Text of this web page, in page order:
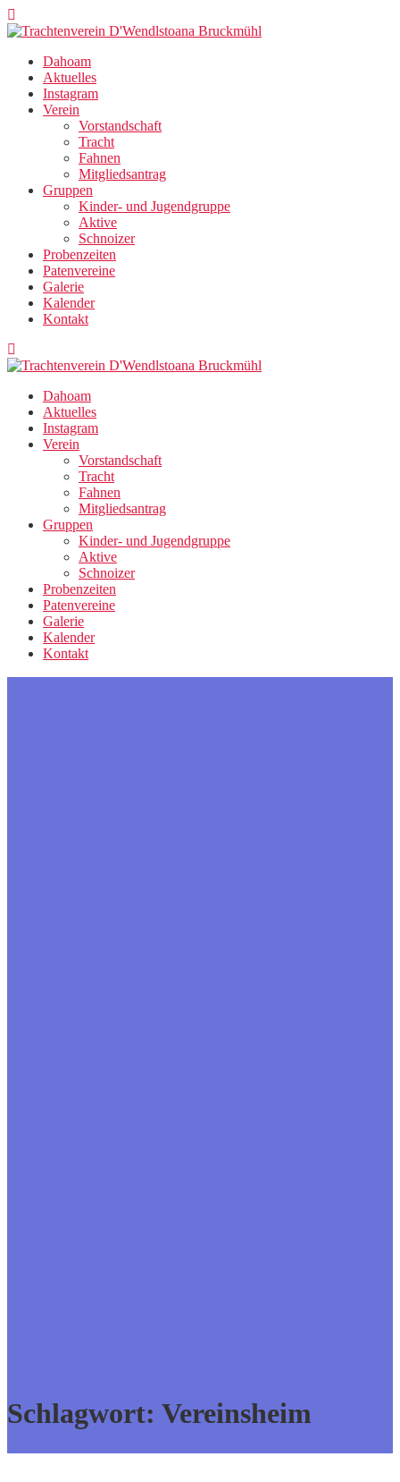
Zum
Inhalt
Dahoam
Aktuelles
Instagram
Verein
Vorstandschaft
Tracht
Fahnen
Mitgliedsantrag
Gruppen
Kinder- und Jugendgruppe
Aktive
Schnoizer
Probenzeiten
Patenvereine
Galerie
Kalender
Kontakt
Dahoam
Aktuelles
Instagram
Verein
Vorstandschaft
Tracht
Fahnen
Mitgliedsantrag
Gruppen
Kinder- und Jugendgruppe
Aktive
Schnoizer
Probenzeiten
Patenvereine
Galerie
Kalender
Kontakt
Schlagwort: Vereinsheim